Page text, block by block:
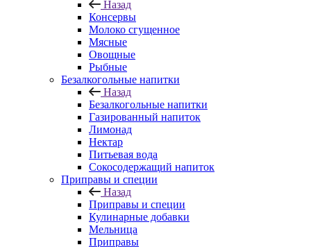
Назад
Консервы
Молоко сгущенное
Мясные
Овощные
Рыбные
Безалкогольные напитки
Назад
Безалкогольные напитки
Газированный напиток
Лимонад
Нектар
Питьевая вода
Сокосодержащий напиток
Приправы и специи
Назад
Приправы и специи
Кулинарные добавки
Мельница
Приправы